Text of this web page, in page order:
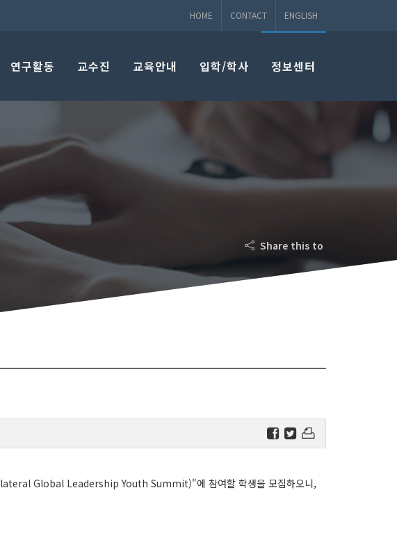
HOME CONTACT ENGLISH
연구활동 교수진 교육안내 입학/학사 정보센터
Share this to
Global Leadership Youth Summit)"에 참여할 학생을 모집하오니,